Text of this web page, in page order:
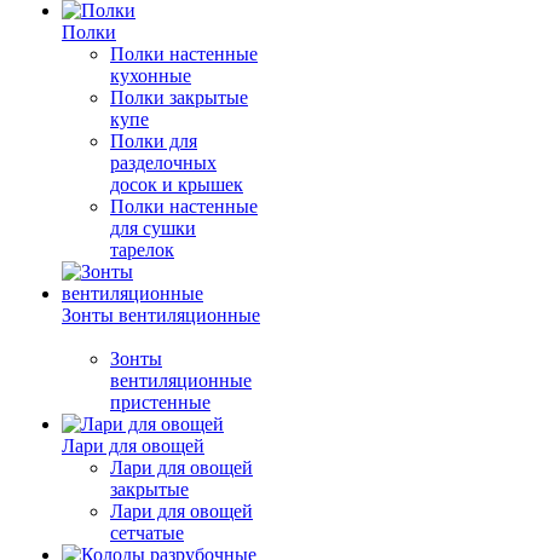
Полки
Полки настенные
кухонные
Полки закрытые
купе
Полки для
разделочных
досок и крышек
Полки настенные
для сушки
тарелок
Зонты вентиляционные
Зонты
вентиляционные
пристенные
Лари для овощей
Лари для овощей
закрытые
Лари для овощей
сетчатые